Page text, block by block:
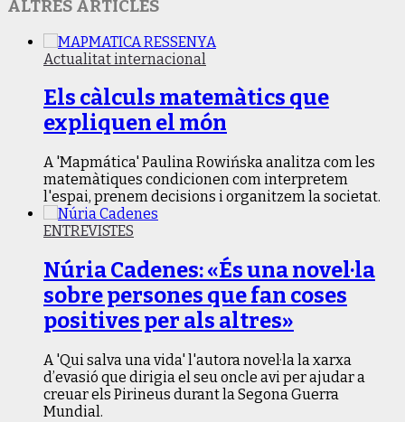
ALTRES ARTICLES
Actualitat internacional
Els càlculs matemàtics que
expliquen el món
A 'Mapmática' Paulina Rowińska analitza com les
matemàtiques condicionen com interpretem
l'espai, prenem decisions i organitzem la societat.
ENTREVISTES
Núria Cadenes: «És una novel·la
sobre persones que fan coses
positives per als altres»
A 'Qui salva una vida' l'autora novel·la la xarxa
d’evasió que dirigia el seu oncle avi per ajudar a
creuar els Pirineus durant la Segona Guerra
Mundial.